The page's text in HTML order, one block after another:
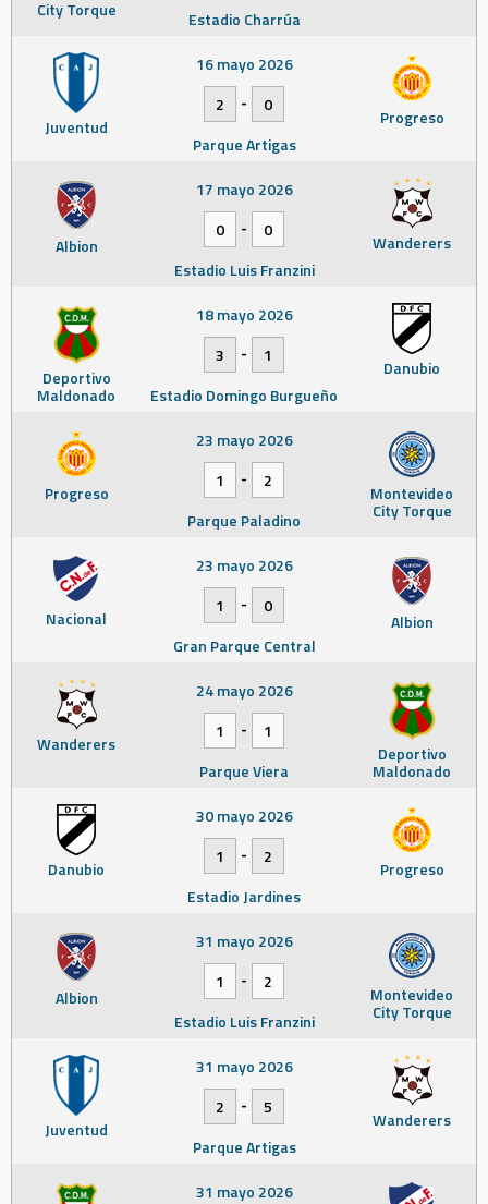
City Torque
Estadio Charrúa
Juventud Progreso
16 mayo 2026
2
-
0
Parque Artigas
Albion Wanderers
17 mayo 2026
0
-
0
Estadio Luis Franzini
Deportivo
Maldonado
Danubio
18 mayo 2026
3
-
1
Estadio Domingo Burgueño
Progreso Montevideo
City Torque
23 mayo 2026
1
-
2
Parque Paladino
Nacional Albion
23 mayo 2026
1
-
0
Gran Parque Central
Wanderers Deportivo
Maldonado
24 mayo 2026
1
-
1
Parque Viera
Danubio Progreso
30 mayo 2026
1
-
2
Estadio Jardines
Albion Montevideo
City Torque
31 mayo 2026
1
-
2
Estadio Luis Franzini
Juventud Wanderers
31 mayo 2026
2
-
5
Parque Artigas
31 mayo 2026